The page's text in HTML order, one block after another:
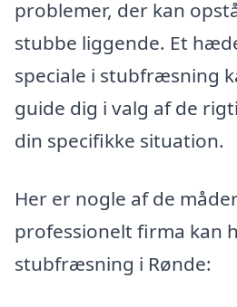
problemer, der kan
stubbe liggende. Et
speciale i stubfræsning
guide dig i valg af de
din specifikke situation.
Her er nogle af de
professionelt firma kan
stubfræsning i Rønde: